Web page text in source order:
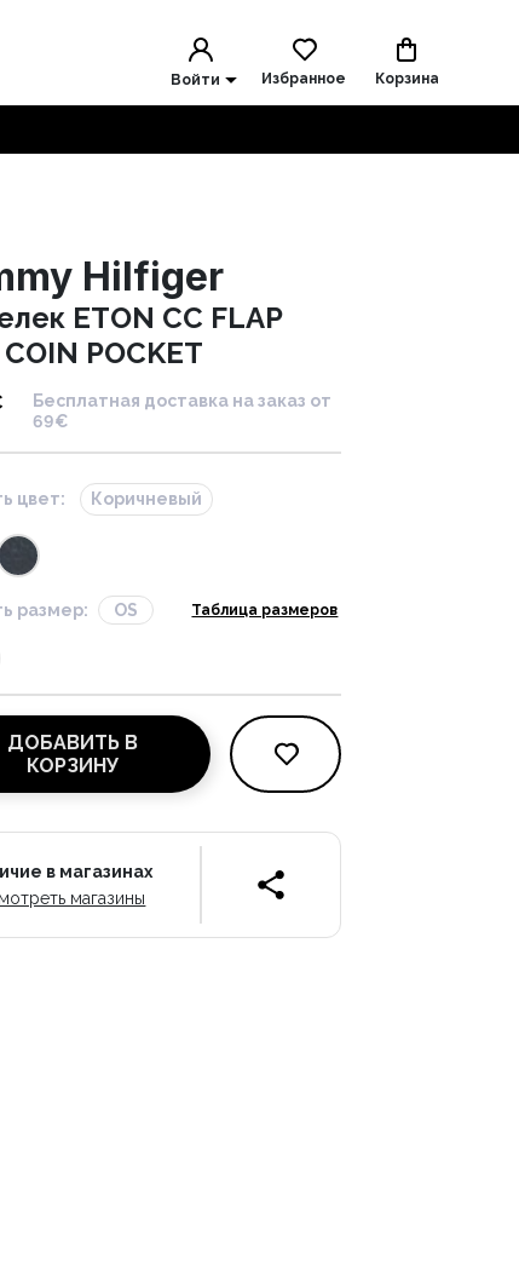
Войти Избранное Корзина
Hilfiger
ETON CC FLAP
POCKET
Бесплатная доставка на заказ от
69€
цвет: Коричневый
размер: OS Таблица размеров
ДОБАВИТЬ В
КОРЗИНУ
в магазинах
магазины